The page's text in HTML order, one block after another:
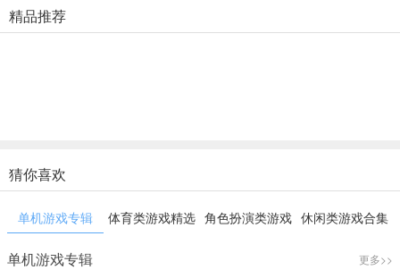
精品推荐
猜你喜欢
单机游戏专辑
体育类游戏精选 角色扮演类游戏 休闲类游戏合集
单机游戏专辑 更多>>